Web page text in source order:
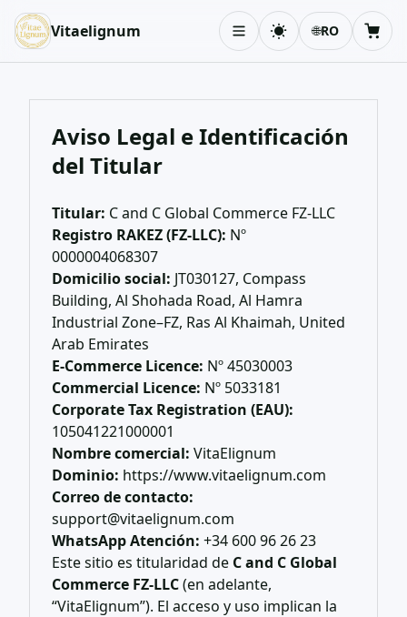
Vitaelignum Schimbă tema
🌐RO Coș
Aviso Legal e Identificación
del Titular
Titular: C and C Global Commerce FZ-LLC
Registro RAKEZ (FZ-LLC): Nº
0000004068307
Domicilio social: JT030127, Compass
Building, Al Shohada Road, Al Hamra
Industrial Zone–FZ, Ras Al Khaimah, United
Arab Emirates
E-Commerce Licence: Nº 45030003
Commercial Licence: Nº 5033181
Corporate Tax Registration (EAU):
105041221000001
Nombre comercial: VitaElignum
Dominio: https://www.vitaelignum.com
Correo de contacto:
support@vitaelignum.com
WhatsApp Atención: +34 600 96 26 23
Este sitio es titularidad de C and C Global
Commerce FZ-LLC(en adelante,
“VitaElignum”). El acceso y uso implican la